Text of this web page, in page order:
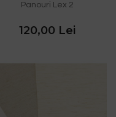
Panouri Lex 2
120,00 Lei